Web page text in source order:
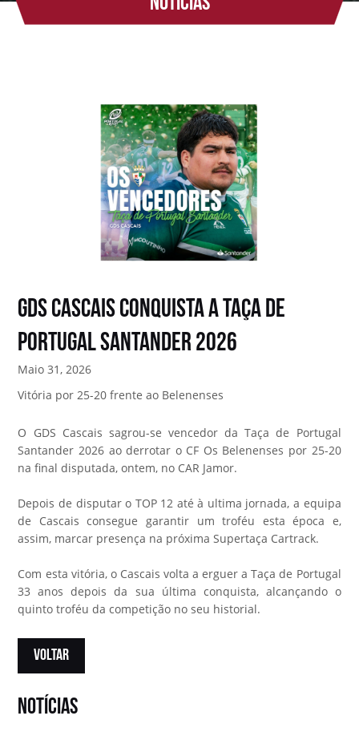
GDS Cascais conquista a Taça de
Portugal Santander 2026
Maio 31, 2026
Vitória por 25-20 frente ao Belenenses
O GDS Cascais sagrou-se vencedor da Taça de Portugal
Santander 2026 ao derrotar o CF Os Belenenses por 25-20
na final disputada, ontem, no CAR Jamor.
Depois de disputar o TOP 12 até à ultima jornada, a equipa
de Cascais consegue garantir um troféu esta época e,
assim, marcar presença na próxima Supertaça Cartrack.
Com esta vitória, o Cascais volta a erguer a Taça de Portugal
33 anos depois da sua última conquista, alcançando o
quinto troféu da competição no seu historial.
VOLTAR
notícias